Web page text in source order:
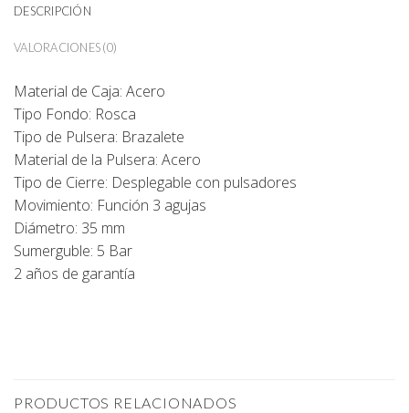
DESCRIPCIÓN
VALORACIONES (0)
Material de Caja: Acero
Tipo Fondo: Rosca
Tipo de Pulsera: Brazalete
Material de la Pulsera: Acero
Tipo de Cierre: Desplegable con pulsadores
Movimiento: Función 3 agujas
Diámetro: 35 mm
Sumerguble: 5 Bar
2 años de garantía
PRODUCTOS RELACIONADOS